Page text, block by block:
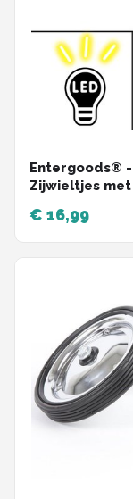
Entergoods®
Zijwieltjes
Kinderfiets -
inch/20 inch -
- Universeel -
Kinderfiets
€ 16,99